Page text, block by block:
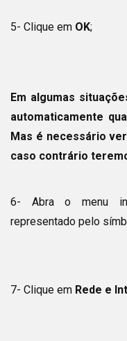
5- Clique em OK;
Em algumas
automaticamente
Mas é necessário
caso contrário
6- Abra o menu
representado pelo
7- Clique em Rede e